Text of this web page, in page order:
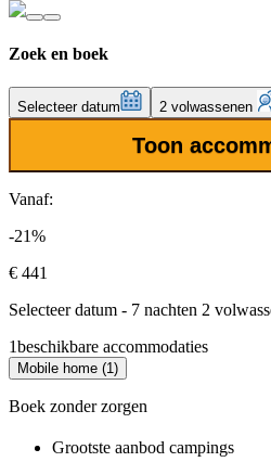
Zoek en boek
Selecteer datum 2 volwassenen
Toon
Vanaf:
-21%
€ 441
Selecteer datum - 7 nachten 2
1beschikbare accommodaties
Mobile home (1)
Boek zonder zorgen
Grootste aanbod campings